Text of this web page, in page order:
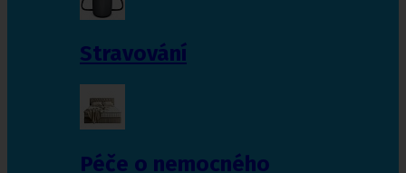
Stravování
Péče o nemocného